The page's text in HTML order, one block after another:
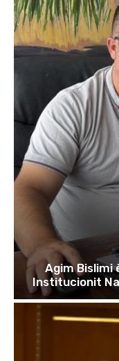
Agim Bislimi
Institucionit